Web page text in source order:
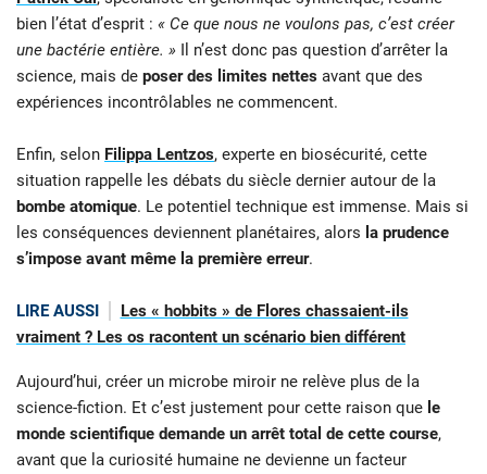
bien l’état d’esprit : « Ce que nous ne voulons pas, c’est créer
une bactérie entière. » Il n’est donc pas question d’arrêter la
science, mais de poser des limites nettes avant que des
expériences incontrôlables ne commencent.
Enfin, selon Filippa Lentzos, experte en biosécurité, cette
situation rappelle les débats du siècle dernier autour de la
bombe atomique. Le potentiel technique est immense. Mais si
les conséquences deviennent planétaires, alors la prudence
s’impose avant même la première erreur.
LIRE AUSSI
Les « hobbits » de Flores chassaient-ils
vraiment ? Les os racontent un scénario bien différent
Aujourd’hui, créer un microbe miroir ne relève plus de la
science-fiction. Et c’est justement pour cette raison que le
monde scientifique demande un arrêt total de cette course,
avant que la curiosité humaine ne devienne un facteur